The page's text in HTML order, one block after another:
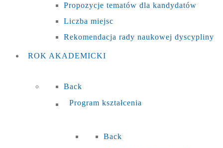
Propozycje tematów dla kandydatów
Liczba miejsc
Rekomendacja rady naukowej dyscypliny
ROK AKADEMICKI
Back
Program kształcenia
Back